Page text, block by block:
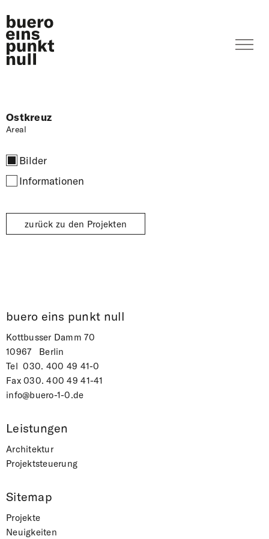
Ostkreuz
Areal
Bilder
Informationen
zurück zu den Projekten
buero eins punkt null
Kottbusser Damm 70
10967 Berlin
Tel030. 400 49 41-0
Fax 030. 400 49 41-41
info@buero-1-0.de
Leistungen
Architektur
Projektsteuerung
Sitemap
Projekte
Neuigkeiten